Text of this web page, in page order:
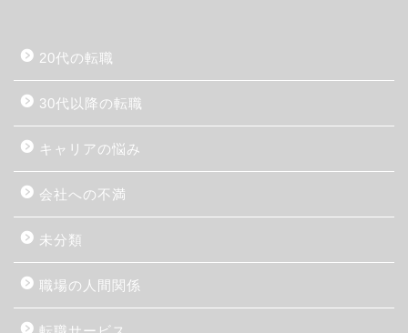
20代の転職
30代以降の転職
キャリアの悩み
会社への不満
未分類
職場の人間関係